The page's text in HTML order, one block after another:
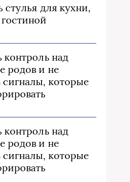
стулья для кухни,
контроль над
родов и не
сигналы, которые
контроль над
родов и не
сигналы, которые